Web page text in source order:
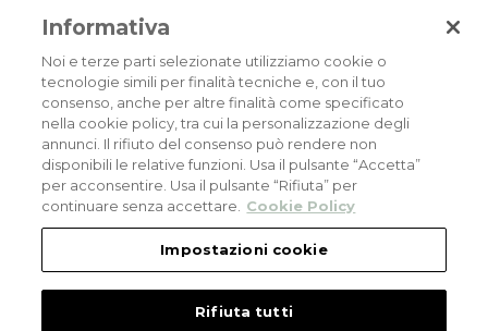
Privacy policy Cookies policy Careers
© 2026 all rights reserved - Corradi Srl - Via M. Serenari 20 - 40013 Castel
Maggiore (BO) T +39 051 4188411
Codice Fiscale - Partita Iva e Registro Imprese di Bologna: 03464321201. REA BO
- 521198. Capitale Sociale: euro 11.500.000,00
An eLogic Digital Company Project Powered by Xperience
Informativa
Noi e terze parti selezionate utilizziamo cookie o
tecnologie simili per finalità tecniche e, con il tuo
consenso, anche per altre finalità come specificato
nella cookie policy, tra cui la personalizzazione degli
annunci. Il rifiuto del consenso può rendere non
disponibili le relative funzioni. Usa il pulsante “Accetta”
per acconsentire. Usa il pulsante “Rifiuta” per
continuare senza accettare.
Cookie Policy
Impostazioni cookie
Rifiuta tutti